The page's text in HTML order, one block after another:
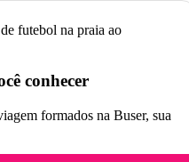
conhecer
formados na Buser, sua